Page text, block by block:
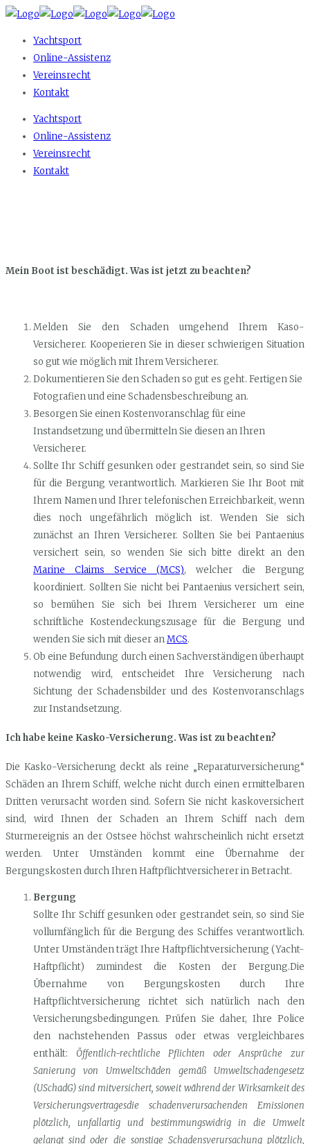
Yachtsport
Online-Assistenz
Vereinsrecht
Kontakt
Yachtsport
Online-Assistenz
Vereinsrecht
Kontakt
Mein Boot ist beschädigt. Was ist jetzt zu beachten?
Melden Sie den Schaden umgehend Ihrem Kaso-
Versicherer. Kooperieren Sie in dieser schwierigen Situation
so gut wie möglich mit Ihrem Versicherer.
Dokumentieren Sie den Schaden so gut es geht. Fertigen Sie
Fotografien und eine Schadensbeschreibung an.
Besorgen Sie einen Kostenvoranschlag für eine
Instandsetzung und übermitteln Sie diesen an Ihren
Versicherer.
Sollte Ihr Schiff gesunken oder gestrandet sein, so sind Sie
für die Bergung verantwortlich. Markieren Sie Ihr Boot mit
Ihrem Namen und Ihrer telefonischen Erreichbarkeit, wenn
dies noch ungefährlich möglich ist. Wenden Sie sich
zunächst an Ihren Versicherer. Sollten Sie bei Pantaenius
versichert sein, so wenden Sie sich bitte direkt an den
Marine Claims Service (MCS), welcher die Bergung
koordiniert. Sollten Sie nicht bei Pantaenius versichert sein,
so bemühen Sie sich bei Ihrem Versicherer um eine
schriftliche Kostendeckungszusage für die Bergung und
wenden Sie sich mit dieser anMCS.
Ob eine Befundung durch einen Sachverständigen überhaupt
notwendig wird, entscheidet Ihre Versicherung nach
Sichtung der Schadensbilder und des Kostenvoranschlags
zur Instandsetzung.
Ich habe keine Kasko-Versicherung. Was ist zu beachten?
Die Kasko-Versicherung deckt als reine „Reparaturversicherung“
Schäden an Ihrem Schiff, welche nicht durch einen ermittelbaren
Dritten verursacht worden sind. Sofern Sie nicht kaskoversichert
sind, wird Ihnen der Schaden an Ihrem Schiff nach dem
Sturmereignis an der Ostsee höchst wahrscheinlich nicht ersetzt
werden. Unter Umständen kommt eine Übernahme der
Bergungskosten durch Ihren Haftpflichtversicherer in Betracht.
Bergung
Sollte Ihr Schiff gesunken oder gestrandet sein, so sind Sie
vollumfänglich für die Bergung des Schiffes verantwortlich.
Unter Umständen trägt Ihre Haftpflichtversicherung (Yacht-
Haftpflicht) zumindest die Kosten der Bergung.Die
Übernahme von Bergungskosten durch Ihre
Haftpflichtversicherung richtet sich natürlich nach den
Versicherungsbedingungen. Prüfen Sie daher, Ihre Police
den nachstehenden Passus oder etwas vergleichbares
enthält: Öffentlich-rechtliche Pflichten oder Ansprüche zur
Sanierung von Umweltschäden gemäß Umweltschadengesetz
(USchadG) sind mitversichert, soweit während der Wirksamkeit des
Versicherungsvertragesdie schadenverursachenden Emissionen
plötzlich, unfallartig und bestimmungswidrig in die Umwelt
gelangt sind oder die sonstige Schadensverursachung plötzlich,